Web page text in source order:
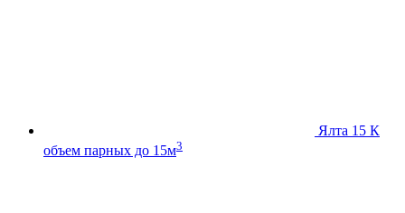
Ялта 15 К
объем парных до 15м3